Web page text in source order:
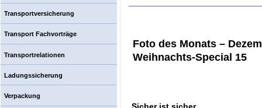
Transportversicherung
Transport Fachvorträge
Transportrelationen
Ladungssicherung
Verpackung
Foto des Monats –
Weihnachts-Special 15